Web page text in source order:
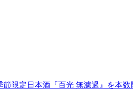
限定日本酒『百光 無濾過』を本数